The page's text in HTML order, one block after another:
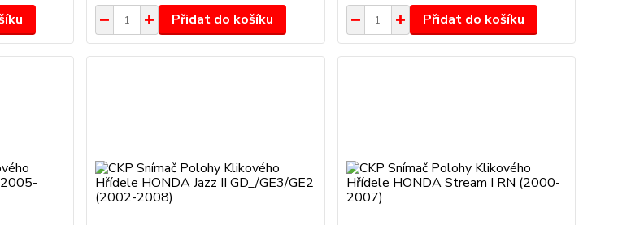
Přidat do košíku Přidat do košíku